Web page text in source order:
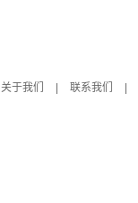
关于我们
联系我们